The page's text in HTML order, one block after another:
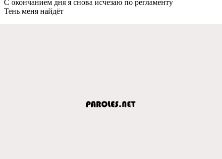
С окончанием дня я снова исчезаю по регламенту
Тень меня найдёт